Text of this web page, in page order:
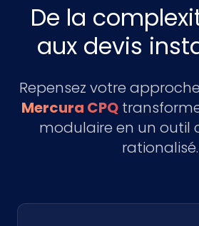
De la
aux devis
Repensez votre
Mercura CPQ
modulaire en un outil
rationalisé.